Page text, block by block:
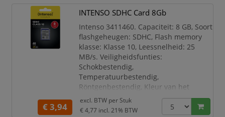
Kleur van het product: Zwart, Rood
SanDisk Extreme PRO, 64 GB,
MicroSDXC, Klasse 10, UHS-I, 200 MB/s,
140 MB/s
INTENSO SDHC Card 8Gb
Intenso 3411460. Capaciteit: 8 GB, Soort
flashgeheugen: SDHC, Flash memory
klasse: Klasse 10, Leessnelheid: 25
MB/s. Veiligheidsfunties:
Schokbestendig,
Temperatuurbestendig,
Röntgenbestendig, Kleur van het
product: Zwart
Capaciteit 8 GB
€ 3,94
excl. BTW per Stuk
€ 4,77 incl. 21% BTW